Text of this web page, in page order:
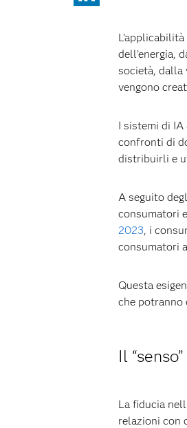
dell’energia,
società, dalla
vengono
I sistemi di
confronti di
distribuirli e
A seguito
consumatori
2023, i
consumatori
Questa
che potranno
Il
La fiducia
relazioni con